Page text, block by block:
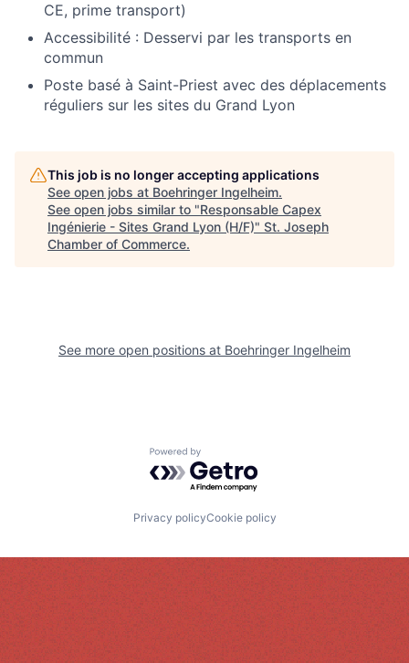
CE, prime transport)
Accessibilité : Desservi par les transports en
commun
Poste basé à Saint-Priest avec des déplacements
réguliers sur les sites du Grand Lyon
This job is no longer accepting applications
See open jobs at Boehringer Ingelheim.
See open jobs similar to "Responsable Capex
Ingénierie - Sites Grand Lyon (H/F)" St. Joseph
Chamber of Commerce.
See more open positions at Boehringer Ingelheim
Powered by Getro.com
Privacy policyCookie policy